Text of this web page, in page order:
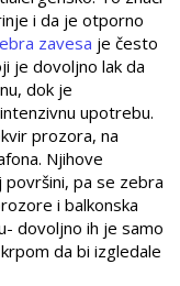
i da je otporno
zavesa je često
je dovoljno lak da
dok je
upotrebu.
prozora, na
Njihove
pa se zebra
i balkonska
dovoljno ih je samo
da bi izgledale